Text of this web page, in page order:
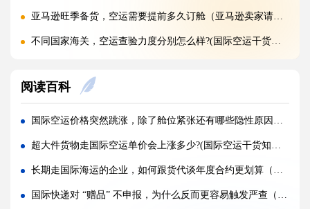
亚马逊旺季备货，空运需要提前多久订舱（亚马逊卖家请注意）
不同国家海关，空运查验力度分别怎么样?(国际空运干货知识分享)
空运货物 AMS、ENS 预申报填错有什么后果?(国际空运干货知识分享)
空运品名申报错误，会面临哪些罚款与处罚?(国际空运干货知识分享)
国际空运货物被扣，最快多久可以清关放行?(国际空运干货知识分享)
国际空运计费重与实际重、体积重怎么换算（国际空运干货知识分享）
普通货物走国际空运最低多少公斤起运（不清楚的外贸人看过来）
阅读百科
国际空运价格突然跳涨，除了舱位紧张还有哪些隐性原因（跨境电商卖家请注意）
超大件货物走国际空运单价会上涨多少?(国际空运干货知识分享)
长期走国际海运的企业，如何跟货代谈年度合约更划算（不清楚的跨境电商卖家请注意）
国际快递对 “赠品” 不申报，为什么反而更容易触发严查（跨境电商卖家请注意）